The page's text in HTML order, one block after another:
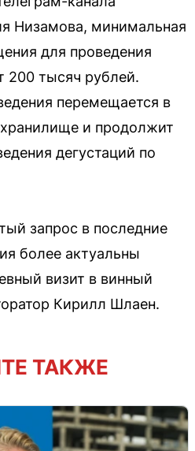
Низамова, минимальная
для проведения
200 тысяч рублей.
перемещается в
и продолжит
дегустаций по
запрос в последние
более актуальны
визит в винный
Кирилл Шлаен.
ТАКЖЕ